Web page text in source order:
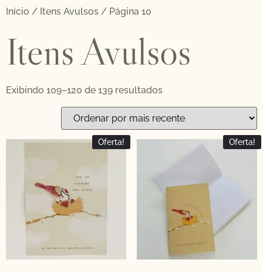
Início / Itens Avulsos / Página 10
Itens Avulsos
Exibindo 109–120 de 139 resultados
Oferta! Oferta!